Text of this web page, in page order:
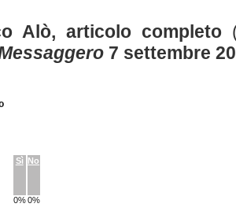
Alò, articolo completo
7 settembre
Sì
0%
No
0%